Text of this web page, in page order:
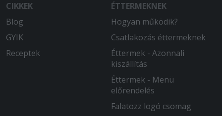
CIKKEK
Blog
GYIK
Receptek
ÉTTERMEKNEK
Hogyan működik?
Csatlakozás éttermeknek
Éttermek - Azonnali
kiszállítás
Éttermek - Menü
előrendelés
Falatozz logó csomag